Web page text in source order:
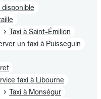
Taxi à Saint-Émilion
un taxi à Puisseguin
taxi à Libourne
Taxi à Monségur